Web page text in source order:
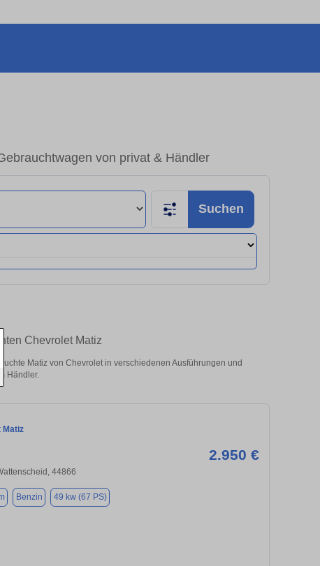
von privat & Händler
Suchen
Chevrolet Matiz
Matiz von Chevrolet in verschiedenen Ausführungen und
Händler.
Matiz
2.950 €
44866
Benzin 49 kw (67 PS)